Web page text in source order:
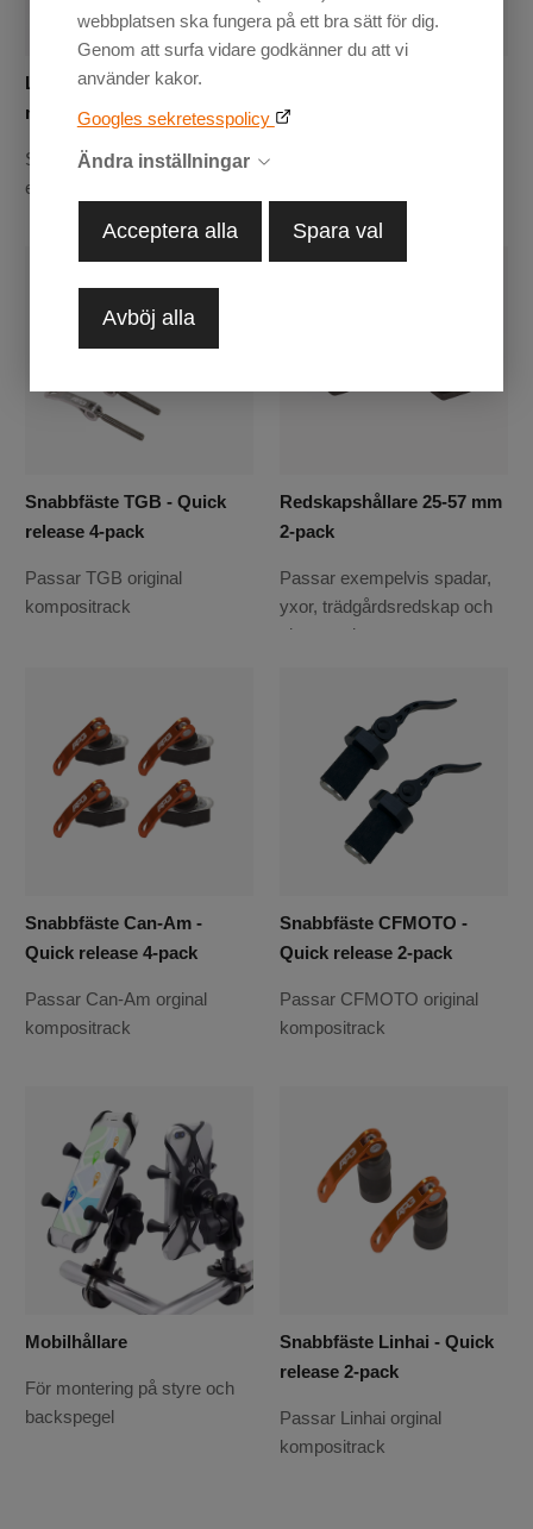
webbplatsen ska fungera på ett bra sätt för dig.
Genom att surfa vidare godkänner du att vi
använder kakor.
Googles sekretesspolicy
Ändra inställningar
Acceptera alla Spara val
Avböj alla
Lastnät 30x30 cm med
metallkrokar
Spänn fast bensindunk, hjälm
eller annan utrustning
Quick release 4-pack
Snabbfäste TGB - Quick
release 4-pack
Passar TGB original
kompositrack
Redskapshållare 25-57 mm
2-pack
Passar exempelvis spadar,
yxor, trädgårdsredskap och
skogsverktyg
Snabbfäste Can-Am -
Quick release 4-pack
Passar Can-Am orginal
kompositrack
Snabbfäste CFMOTO -
Quick release 2-pack
Passar CFMOTO original
kompositrack
Mobilhållare
För montering på styre och
backspegel
Snabbfäste Linhai - Quick
release 2-pack
Passar Linhai orginal
kompositrack